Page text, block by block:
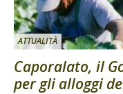
ATTUALITÀ
Caporalato, il
per gli alloggi